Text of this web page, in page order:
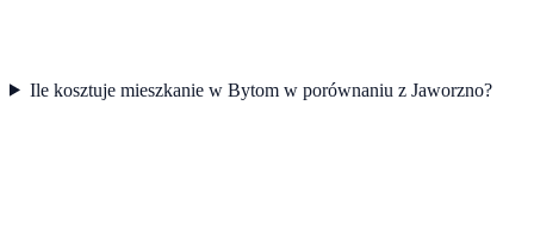
Ile kosztuje mieszkanie w Bytom w porównaniu z Jaworzno?